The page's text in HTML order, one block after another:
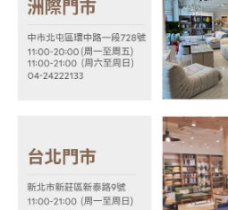
權轉讓予恩沛科技股份有限公司。
２．關於個人資料處理事宜，請瀏覽以下
https://aftee.tw/terms/#terms3
３．未成年的使用者請事先徵得法定代理
「AFTEE先享後付」，若未經同意申辦者
時審查核予不同之上限額度；若仍有額度
５．嚴禁一人註冊多個帳號或使用他人資
恩沛科技股份有限公司將有權停止該用戶